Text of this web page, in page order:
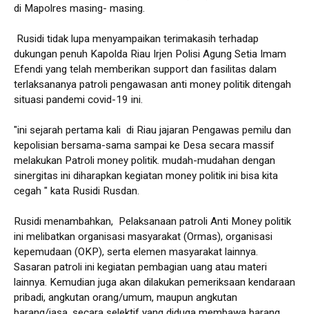
di Mapolres masing- masing.
Rusidi tidak lupa menyampaikan terimakasih terhadap
dukungan penuh Kapolda Riau Irjen Polisi Agung Setia Imam
Efendi yang telah memberikan support dan fasilitas dalam
terlaksananya patroli pengawasan anti money politik ditengah
situasi pandemi covid-19 ini.
"ini sejarah pertama kali di Riau jajaran Pengawas pemilu dan
kepolisian bersama-sama sampai ke Desa secara massif
melakukan Patroli money politik. mudah-mudahan dengan
sinergitas ini diharapkan kegiatan money politik ini bisa kita
cegah " kata Rusidi Rusdan.
Rusidi menambahkan, Pelaksanaan patroli Anti Money politik
ini melibatkan organisasi masyarakat (Ormas), organisasi
kepemudaan (OKP), serta elemen masyarakat lainnya.
Sasaran patroli ini kegiatan pembagian uang atau materi
lainnya. Kemudian juga akan dilakukan pemeriksaan kendaraan
pribadi, angkutan orang/umum, maupun angkutan